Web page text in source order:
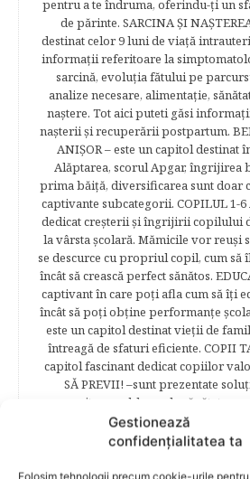
Gestionează
confidențialitatea ta
Folosim tehnologii precum cookie-urile
pentru a te îndruma, oferindu-ţi un
de părinte. SARCINA ŞI
destinat celor 9 luni de viaţă
informaţii referitoare la
sarcină, evoluţia fătului pe
analize necesare, alimentaţie,
naştere. Tot aici puteti găsi
naşterii şi recuperării postpartum.
ANIŞOR – este un capitol
Alăptarea, scorul Apgar, îngrijirea
prima băiţă, diversificarea sunt doar
captivante subcategorii. COPILUL 1-
dedicat creşterii şi îngrijirii copilului
la vârsta şcolară. Mămicile vor reuşi
se descurce cu propriul copil, cum să
încât să crească perfect sănătos.
captivant în care poţi afla cum să îţi
încât să poţi obţine performanţe
este un capitol destinat vieţii de
întreagă de sfaturi eficiente. COPII
capitol fascinant dedicat copiilor
SĂ PREVII! –sunt prezentate
anumitor probleme de sănătate ce
copiilor, cât şi pe cea a